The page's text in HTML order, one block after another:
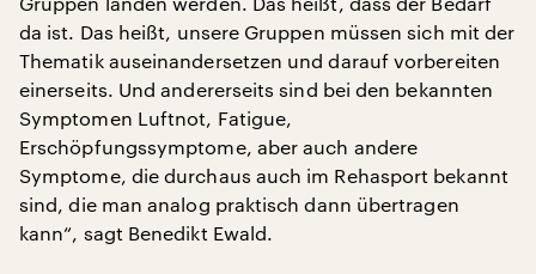
da ist. Das heißt, unsere Gruppen müssen sich mit der
Thematik auseinandersetzen und darauf vorbereiten
einerseits. Und andererseits sind bei den bekannten
Symptomen Luftnot, Fatigue,
Erschöpfungssymptome, aber auch andere
Symptome, die durchaus auch im Rehasport bekannt
sind, die man analog praktisch dann übertragen
kann“, sagt Benedikt Ewald.